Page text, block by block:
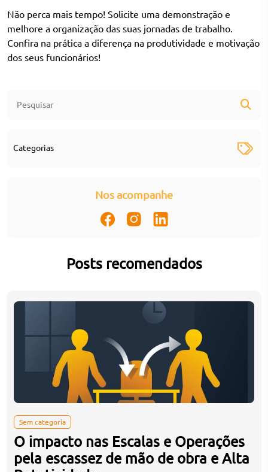
Não perca mais tempo! Solicite uma demonstração e
melhore a organização das suas jornadas de trabalho.
Confira na prática a diferença na produtividade e motivação
dos seus funcionários!
Categorias
Nos acompanhe
Posts recomendados
Sem categoria
O impacto nas Escalas e Operações
pela escassez de mão de obra e Alta